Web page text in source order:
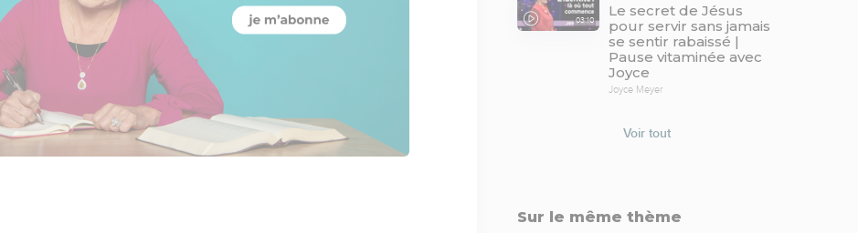
03:10
Le secret de Jésus
pour servir sans jamais
se sentir rabaissé |
Pause vitaminée avec
Joyce
Joyce Meyer
Voir tout
Sur le même thème